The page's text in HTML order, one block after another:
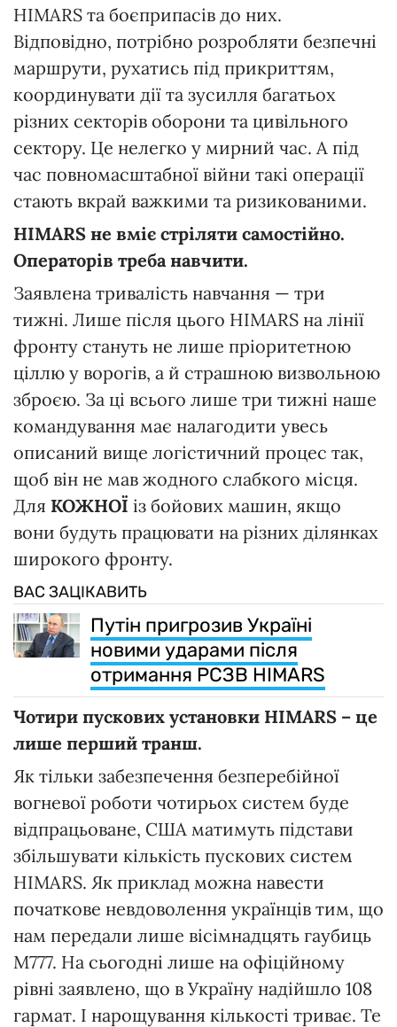
HIMARS та боєприпасів до них.
Відповідно, потрібно розробляти безпечні
маршрути, рухатись під прикриттям,
координувати дії та зусилля багатьох
різних секторів оборони та цивільного
сектору. Це нелегко у мирний час. А під
час повномасштабної війни такі операції
стають вкрай важкими та ризикованими.
HIMARS не вміє стріляти самостійно.
Операторів треба навчити.
Заявлена тривалість навчання — три
тижні. Лише після цього HIMARS на лінії
фронту стануть не лише пріоритетною
ціллю у ворогів, а й страшною визвольною
зброєю. За ці всього лише три тижні наше
командування має налагодити увесь
описаний вище логістичний процес так,
щоб він не мав жодного слабкого місця.
Для КОЖНОЇ із бойових машин, якщо
вони будуть працювати на різних ділянках
широкого фронту.
ВАС ЗАЦІКАВИТЬ
Путін пригрозив Україні
новими ударами після
отримання РСЗВ HIMARS
Чотири пускових установки HIMARS – це
лише перший транш.
Як тільки забезпечення безперебійної
вогневої роботи чотирьох систем буде
відпрацьоване, США матимуть підстави
збільшувати кількість пускових систем
HIMARS. Як приклад можна навести
початкове невдоволення українців тим, що
нам передали лише вісімнадцять гаубиць
M777. На сьогодні лише на офіційному
рівні заявлено, що в Україну надійшло 108
гармат. І нарощування кількості триває. Те